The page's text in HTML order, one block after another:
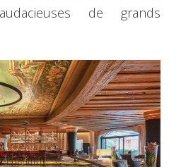
de grands